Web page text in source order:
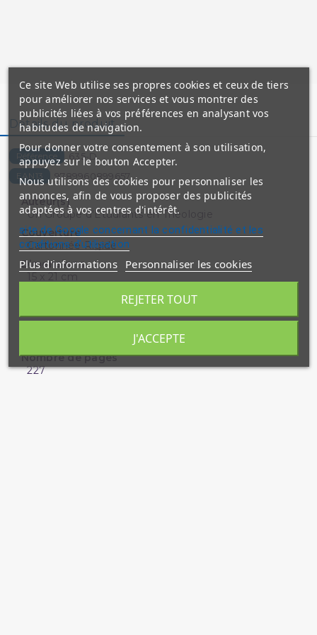
Détails du produit
Référence 635-D
EAN13 9789960899657
Auteur(s)
Un Groupe d'Etudiants en Théologie
Couverture
Cartonnée Rigide
Dimensions
Français (Versets et Hadiths en Arabe)
Nombre de pages
227
Ce site Web utilise ses propres cookies et ceux de tiers
pour améliorer nos services et vous montrer des
publicités liées à vos préférences en analysant vos
habitudes de navigation.
Pour donner votre consentement à son utilisation,
appuyez sur le bouton Accepter.
Nous utilisons des cookies pour personnaliser les
annonces, afin de vous proposer des publicités
adaptées à vos centres d'intérêt.
site de Google concernant la confidentialité et les
conditions d'utilisation
Plus d'informations Personnaliser les cookies
REJETER TOUT
J'ACCEPTE